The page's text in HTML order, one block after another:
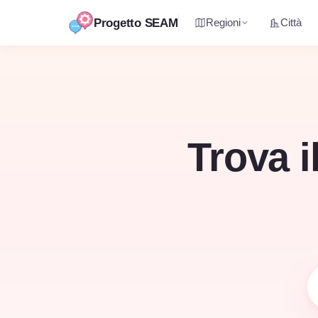
Progetto SEAM Regioni Città
Trova